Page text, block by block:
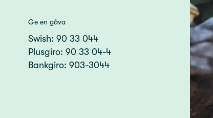
Ge en gåva
Swish: 90 33 044
Plusgiro: 90 33 04-4
Bankgiro: 903-3044